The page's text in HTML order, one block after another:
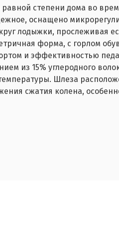
степени дома во
оснащено
лодыжки, прослеживая
форма, с горлом
и эффективностью
из 15% углеродного
Шлеза
сжатия колена,